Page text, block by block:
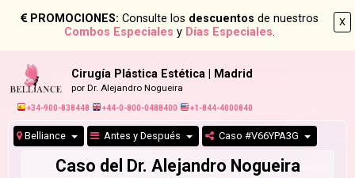
X
PROMOCIONES: Consulte los descuentos de nuestros
Combos Especiales y Días Especiales.
Cirugía Plástica Estética | Madrid
por Dr. Alejandro Nogueira
+34-900-838448 +44-0-800-0488400 +1-844-4000840
Belliance Antes y Después Caso #V66YPA3G
Caso del Dr. Alejandro Nogueira